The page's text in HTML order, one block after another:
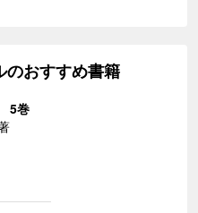
のおすすめ書籍
5巻